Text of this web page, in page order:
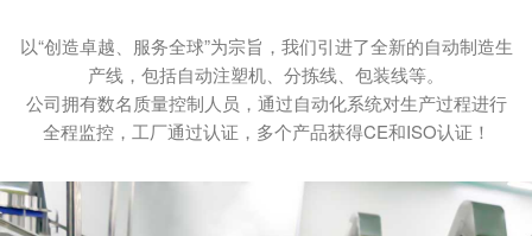
以“创造卓越、服务全球”为宗旨，我们引进了全新的自动制造生
产线，包括自动注塑机、分拣线、包装线等。
公司拥有数名质量控制人员，通过自动化系统对生产过程进行
全程监控，工厂通过认证，多个产品获得CE和ISO认证！